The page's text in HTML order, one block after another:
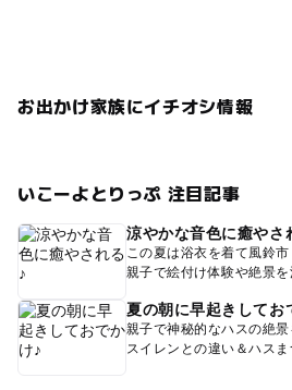
お出かけ家族にイチオシ情報
いこーよとりっぷ 注目記事
涼やかな音色に癒やさ
この夏は浴衣を着て風鈴市
親子で絵付け体験や絶景を
夏の朝に早起きしてお
親子で神秘的なハスの絶景
スイレンとの違い＆ハス